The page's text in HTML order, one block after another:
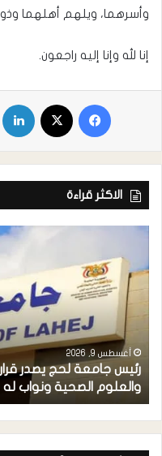
وأسرهما، ويلهم أهلهما
إنا لله وإنا إليه راجعون.
الاكثر قراءة
أغسطس 9, 2026
رئيس جامعة لحج يصدر
والعلوم الصحية ونواب